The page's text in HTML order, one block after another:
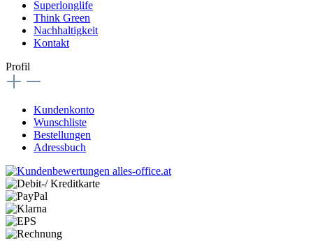
Superlonglife
Think Green
Nachhaltigkeit
Kontakt
Profil
Kundenkonto
Wunschliste
Bestellungen
Adressbuch